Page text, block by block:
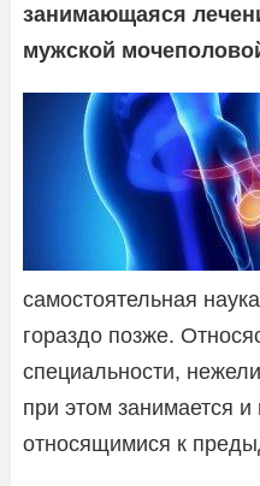
занимающаяся
мужской
самостоятельная
гораздо позже.
специальности,
при этом занимается
относящимися к